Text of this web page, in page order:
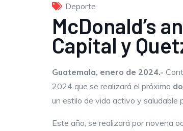
Deporte
McDonald’s
Capital y
Guatemala, enero de 2024.-
2024 que se realizará el próximo
un estilo de vida activo y saludable
Este año, se realizará por novena